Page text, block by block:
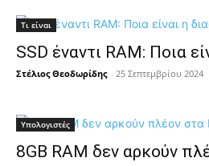
Τι είναι
SSD έναντι RAM: Ποια
Στέλιος Θεοδωρίδης - 25 Σεπτεμβρίου 2024
Υπολογιστές
8GB RAM δεν αρκούν